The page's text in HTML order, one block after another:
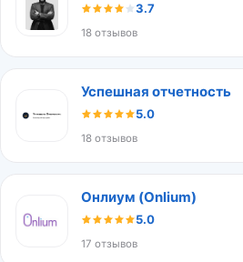
3.7
18 отзывов
Успешная отчетность
5.0
18 отзывов
Онлиум (Onlium)
5.0
17 отзывов